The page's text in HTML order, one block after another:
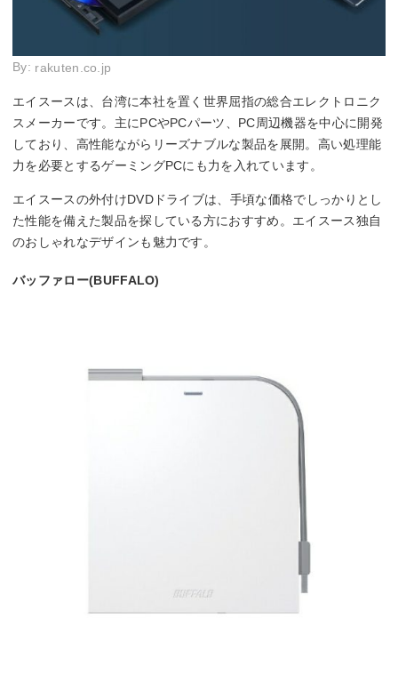
By: rakuten.co.jp
エイスースは、台湾に本社を置く世界屈指の総合エレクトロニク
スメーカーです。主にPCやPCパーツ、PC周辺機器を中心に開発
しており、高性能ながらリーズナブルな製品を展開。高い処理能
力を必要とするゲーミングPCにも力を入れています。
エイスースの外付けDVDドライブは、手頃な価格でしっかりとし
た性能を備えた製品を探している方におすすめ。エイスース独自
のおしゃれなデザインも魅力です。
バッファロー(BUFFALO)